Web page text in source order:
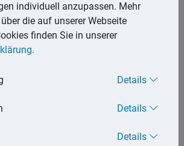
Wertabgaben aus dem geldwerten
Sachspenden sind mit dem
Wert) zu bewerten. Ab 01.01.2009 ist
Wert anzusetzen, wenn es durch
oder Gewinnrealisierung
sich die Höhe der Zuwendung
Anschaffungs- und
individuell anzupassen. Mehr
die auf unserer Webseite
finden Sie in unserer
Details
Details
Details